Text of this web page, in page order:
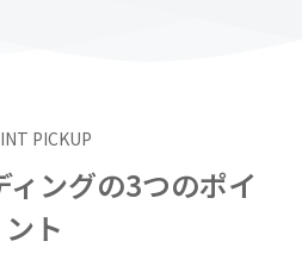
PICKUP
ィングの3つのポイ
ント